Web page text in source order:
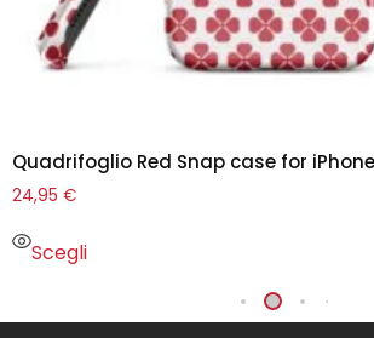
Quadrifoglio Red Snap case for
24,95 €
Scegli